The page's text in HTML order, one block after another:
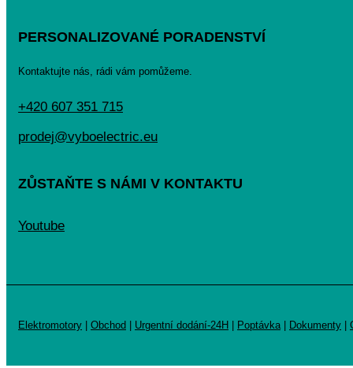
PERSONALIZOVANÉ PORADENSTVÍ
Kontaktujte nás, rádi vám pomůžeme.
+420 607 351 715
prodej@vyboelectric.eu
ZŮSTAŇTE S NÁMI V KONTAKTU
Youtube
Elektromotory | Obchod | Urgentní dodání-24H | Poptávka | Dokumenty |